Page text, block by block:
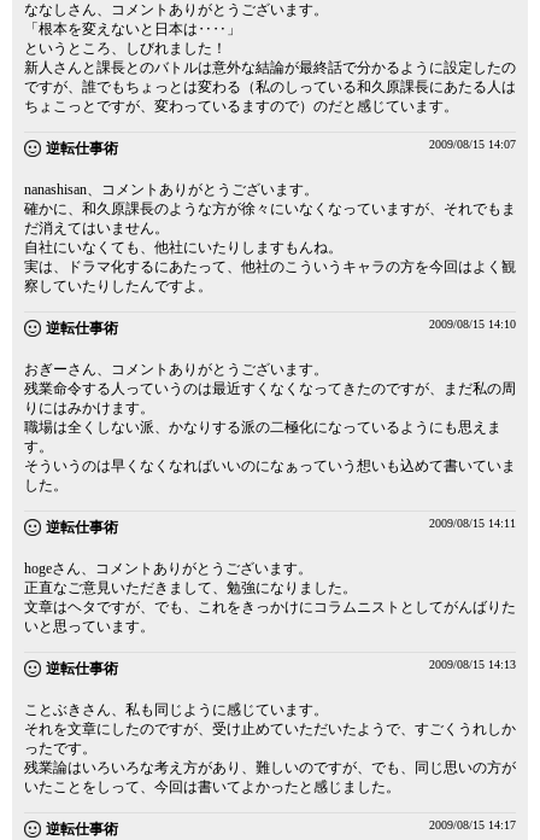
ななしさん、コメントありがとうございます。
「根本を変えないと日本は‥‥」
というところ、しびれました！
新人さんと課長とのバトルは意外な結論が最終話で分かるように設定したの
ですが、誰でもちょっとは変わる（私のしっている和久原課長にあたる人は
ちょこっとですが、変わっているますので）のだと感じています。
逆転仕事術 2009/08/15 14:07
nanashisan、コメントありがとうございます。
確かに、和久原課長のような方が徐々にいなくなっていますが、それでもま
だ消えてはいません。
自社にいなくても、他社にいたりしますもんね。
実は、ドラマ化するにあたって、他社のこういうキャラの方を今回はよく観
察していたりしたんですよ。
逆転仕事術 2009/08/15 14:10
おぎーさん、コメントありがとうございます。
残業命令する人っていうのは最近すくなくなってきたのですが、まだ私の周
りにはみかけます。
職場は全くしない派、かなりする派の二極化になっているようにも思えま
す。
そういうのは早くなくなればいいのになぁっていう想いも込めて書いていま
した。
逆転仕事術 2009/08/15 14:11
hogeさん、コメントありがとうございます。
正直なご意見いただきまして、勉強になりました。
文章はヘタですが、でも、これをきっかけにコラムニストとしてがんばりた
いと思っています。
逆転仕事術 2009/08/15 14:13
ことぶきさん、私も同じように感じています。
それを文章にしたのですが、受け止めていただいたようで、すごくうれしか
ったです。
残業論はいろいろな考え方があり、難しいのですが、でも、同じ思いの方が
いたことをしって、今回は書いてよかったと感じました。
逆転仕事術 2009/08/15 14:17